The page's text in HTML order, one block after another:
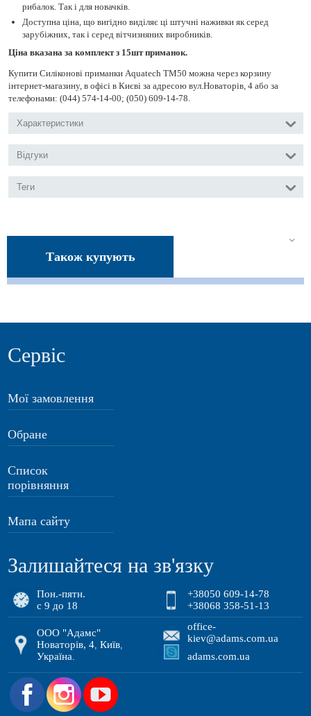
рибалок. Так і для новачків.
Доступна ціна, що вигідно виділяє ці штучні наживки як серед
зарубіжних, так і серед вітчизняних виробників.
Ціна вказана за комплект з 15шт приманок.
Купити Силіконові приманки Aquatech TM50 можна через корзину
інтернет-магазину, в офісі в Києві за адресою вул.Новаторів, 4 або за
телефонами: (044) 574-14-00; (050) 609-14-78.
Характеристики
Відгуки
Теги
Також купують
Сервіс
Мої замовлення
Обране
Список
порівняння
Мапа сайту
Залишайтеся на зв'язку
Пон.-пятн.
с 9 до 18
+38050 609-14-78
+38068 358-51-13
ООО "Адамс"
Новаторів, 4 ,Київ
Україна
office-
kiev@adams.com.ua
adams.com.ua
.